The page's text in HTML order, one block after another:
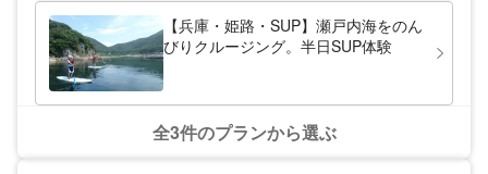
【兵庫・姫路・SUP】瀬戸内海をのん
びりクルージング。半日SUP体験
全3件のプランから選ぶ